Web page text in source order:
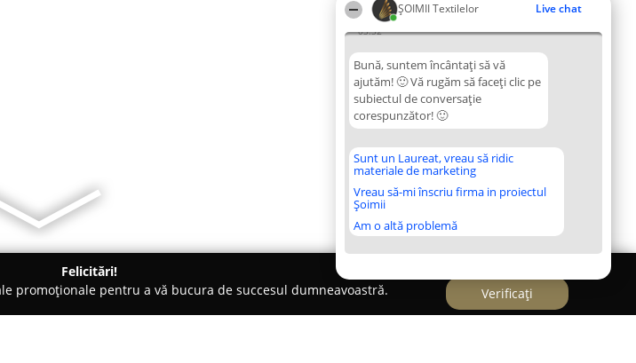
ȘOIMII Textilelor Live chat
03:32
Bună, suntem încântați să vă
ajutăm! 🙂 Vă rugăm să faceți clic pe
subiectul de conversație
corespunzător! 🙂
Sunt un Laureat, vreau să ridic
materiale de marketing
Vreau să-mi înscriu firma in proiectul
Șoimii
Am o altă problemă
Felicitări!
promoționale pentru a vă bucura de succesul dumneavoastră.
Verificați